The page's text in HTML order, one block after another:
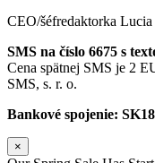
CEO/šéfredaktorka
SMS na číslo 6675 s
Cena spätnej SMS je 2
SMS, s. r. o.
Bankové spojenie:
×